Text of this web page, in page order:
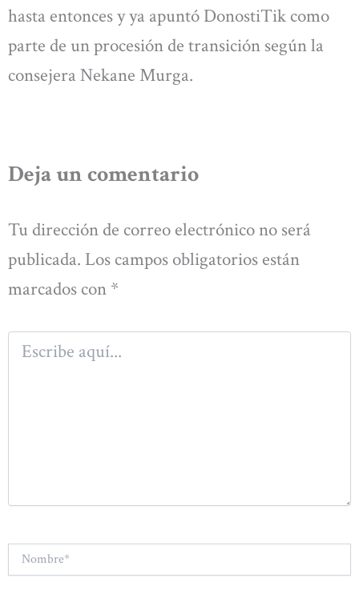
hasta entonces y ya apuntó DonostiTik como
parte de un procesión de transición según la
consejera Nekane Murga.
Deja un comentario
Tu dirección de correo electrónico no será
publicada. Los campos obligatorios están
marcados con *
aquí...